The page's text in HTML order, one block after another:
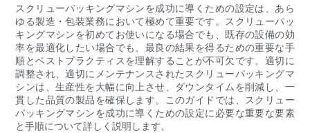
スクリューパッキングマシンを成功に導くための設定は、あら
ゆる製造・包装業務において極めて重要です。スクリューパッ
キングマシンを初めてお使いになる場合でも、既存の設備の効
率を最適化したい場合でも、最良の結果を得るための重要な手
順とベストプラクティスを理解することが不可欠です。適切に
調整され、適切にメンテナンスされたスクリューパッキングマ
シンは、生産性を大幅に向上させ、ダウンタイムを削減し、一
貫した品質の製品を確保します。このガイドでは、スクリュー
パッキングマシンを成功に導くための設定に必要な重要な要素
と手順について詳しく説明します。